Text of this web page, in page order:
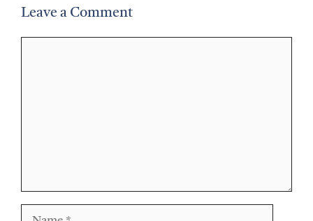
Leave a Comment